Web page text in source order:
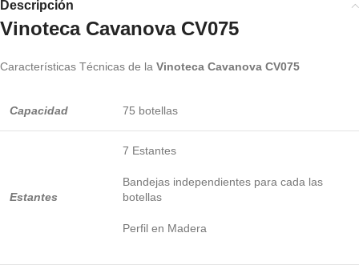
Descripción
Vinoteca Cavanova CV075
Características Técnicas de la Vinoteca Cavanova CV075
Capacidad 75 botellas
Estantes
7 Estantes
Bandejas independientes para cada las
botellas
Perfil en Madera